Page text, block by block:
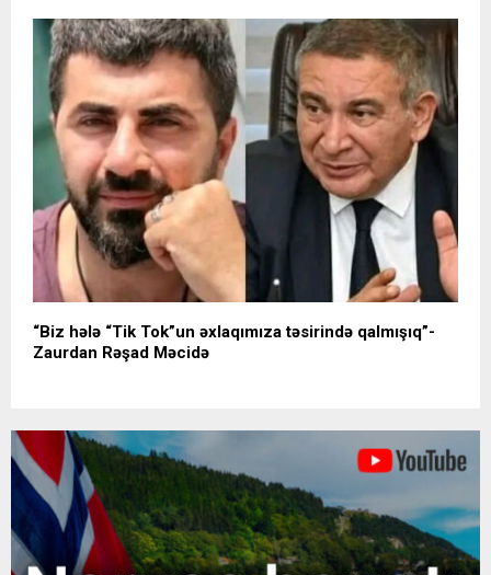
“Biz hələ “Tik Tok”un əxlaqımıza təsirində qalmışıq”-
Zaurdan Rəşad Məcidə